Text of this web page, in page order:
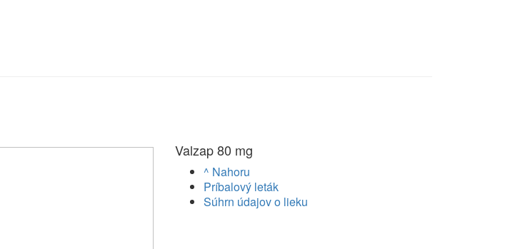
Valzap 80 mg
^ Nahoru
Príbalový leták
Súhrn údajov o lieku